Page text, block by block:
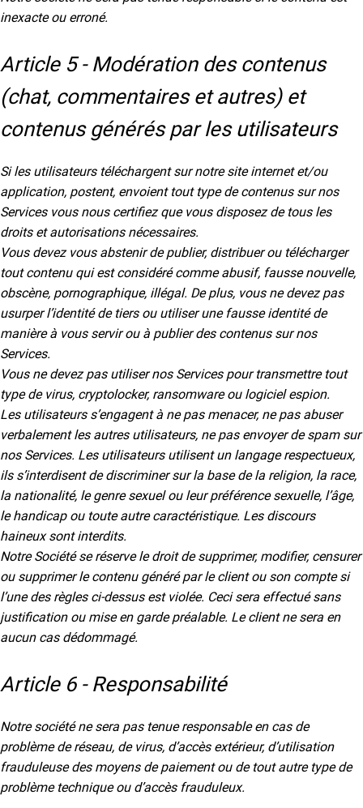
inexacte ou erroné.
Article 5 - Modération des contenus
(chat, commentaires et autres) et
contenus générés par les utilisateurs
Si les utilisateurs téléchargent sur notre site internet et/ou
application, postent, envoient tout type de contenus sur nos
Services vous nous certifiez que vous disposez de tous les
droits et autorisations nécessaires.
Vous devez vous abstenir de publier, distribuer ou télécharger
tout contenu qui est considéré comme abusif, fausse nouvelle,
obscène, pornographique, illégal. De plus, vous ne devez pas
usurper l’identité de tiers ou utiliser une fausse identité de
manière à vous servir ou à publier des contenus sur nos
Services.
Vous ne devez pas utiliser nos Services pour transmettre tout
type de virus, cryptolocker, ransomware ou logiciel espion.
Les utilisateurs s’engagent à ne pas menacer, ne pas abuser
verbalement les autres utilisateurs, ne pas envoyer de spam sur
nos Services. Les utilisateurs utilisent un langage respectueux,
ils s’interdisent de discriminer sur la base de la religion, la race,
la nationalité, le genre sexuel ou leur préférence sexuelle, l’âge,
le handicap ou toute autre caractéristique. Les discours
haineux sont interdits.
Notre Société se réserve le droit de supprimer, modifier, censurer
ou supprimer le contenu généré par le client ou son compte si
l’une des règles ci-dessus est violée. Ceci sera effectué sans
justification ou mise en garde préalable. Le client ne sera en
aucun cas dédommagé.
Article 6 - Responsabilité
Notre société ne sera pas tenue responsable en cas de
problème de réseau, de virus, d’accès extérieur, d’utilisation
frauduleuse des moyens de paiement ou de tout autre type de
problème technique ou d’accès frauduleux.